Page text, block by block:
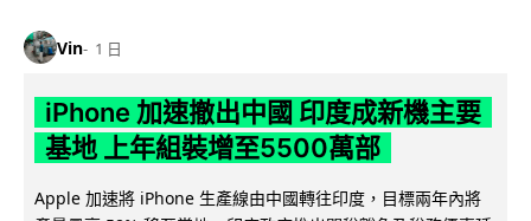
Vin 1 日
iPhone 加速撤出中國 印度成新機主要
基地 上年組裝增至5500萬部
Apple 加速將 iPhone 生產線由中國轉往印度，目標兩年內將